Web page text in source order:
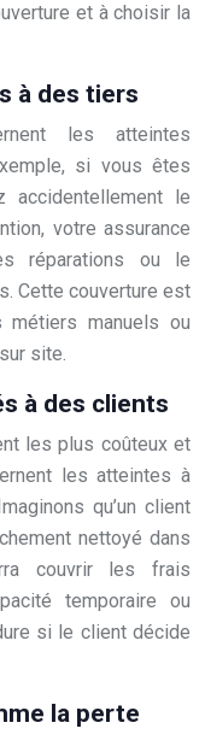
et à choisir la
à des tiers
les atteintes
si vous êtes
accidentellement le
votre assurance
réparations ou le
Cette couverture est
métiers manuels ou
site.
à des clients
les plus coûteux et
les atteintes à
qu’un client
nettoyé dans
couvrir les frais
temporaire ou
si le client décide
la perte